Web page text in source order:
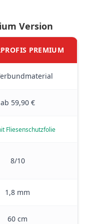
Version
PREMIUM
ab 59,90 €
Fliesenschutzfolie
8/10
1,8 mm
60 cm